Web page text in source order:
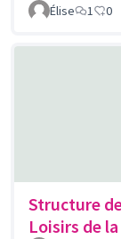
Élise
1 0
Structure
Loisirs de